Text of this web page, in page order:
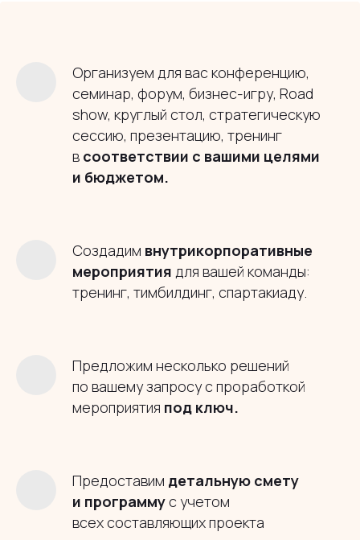
Организуем для вас конференцию,
семинар, форум, бизнес-игру, Road
show, круглый стол, стратегическую
сессию, презентацию, тренинг
в соответствии с вашими целями
и бюджетом.
Создадим внутрикорпоративные
мероприятия для вашей команды:
тренинг, тимбилдинг, спартакиаду.
Предложим несколько решений
по вашему запросу с проработкой
мероприятия под ключ.
Предоставим детальную смету
и программу с учетом
всех составляющих проекта